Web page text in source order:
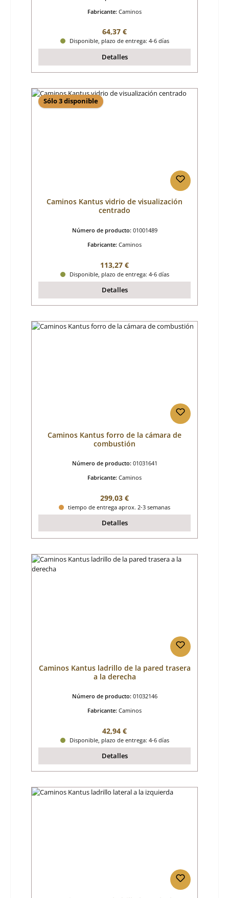
Fabricante: Caminos
Precio normal:
64,37 €
Disponible, plazo de entrega: 4-6 días
Detalles
Sólo 3 disponible
Caminos Kantus vidrio de visualización
centrado
Número de producto: 01001489
Fabricante: Caminos
Precio normal:
113,27 €
Disponible, plazo de entrega: 4-6 días
Detalles
Caminos Kantus forro de la cámara de
combustión
Número de producto: 01031641
Fabricante: Caminos
Precio normal:
299,03 €
tiempo de entrega aprox. 2-3 semanas
Detalles
Caminos Kantus ladrillo de la pared trasera
a la derecha
Número de producto: 01032146
Fabricante: Caminos
Precio normal:
42,94 €
Disponible, plazo de entrega: 4-6 días
Detalles